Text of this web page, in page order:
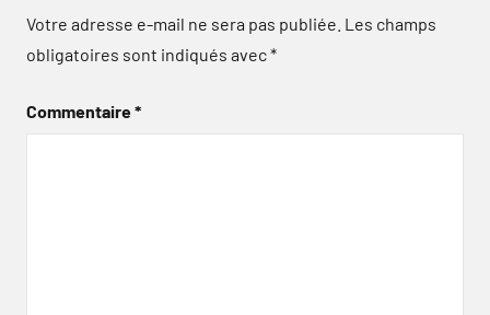
Votre adresse e-mail ne sera pas publiée. Les champs
obligatoires sont indiqués avec*
Commentaire*